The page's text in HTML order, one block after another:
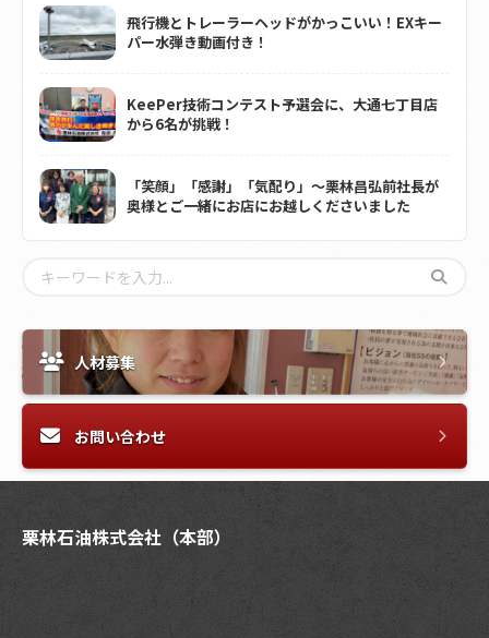
飛行機とトレーラーヘッドがかっこいい！EXキー
パー水弾き動画付き！
KeePer技術コンテスト予選会に、大通七丁目店
から6名が挑戦！
「笑顔」「感謝」「気配り」～栗林昌弘前社長が
奥様とご一緒にお店にお越しくださいました
人材募集
お問い合わせ
栗林石油株式会社（本部）